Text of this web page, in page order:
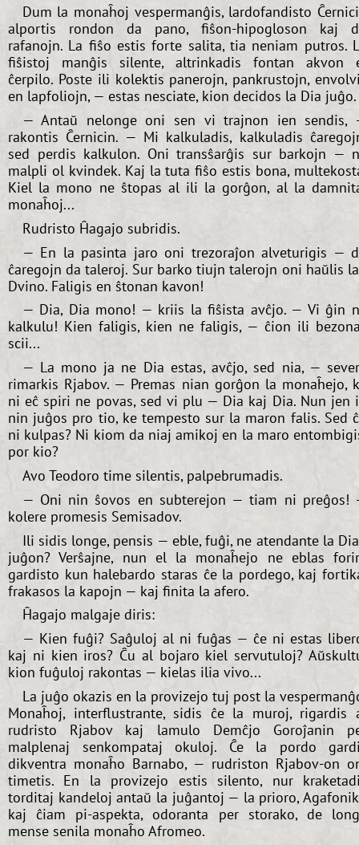
Dum la monaĥoj vespermanĝis, lardofandisto
alportis rondon da pano, fiŝon-hipogloson kaj
rafanojn. La fiŝo estis forte salita, tia neniam putros.
fiŝistoj manĝis silente, altrinkadis fontan akvon
ĉerpilo. Poste ili kolektis panerojn, pankrustojn,
en lapfoliojn, — estas nesciate, kion decidos la Dia juĝo.
— Antaŭ nelonge oni sen vi trajnon ien sendis,
rakontis Ĉernicin. — Mi kalkuladis, kalkuladis
sed perdis kalkulon. Oni transŝarĝis sur barkojn —
malpli ol kvindek. Kaj la tuta fiŝo estis bona,
Kiel la mono ne ŝtopas al ili la gorĝon, al la
monaĥoj...
Rudristo Ĥagajo subridis.
— En la pasinta jaro oni trezoraĵon alveturigis —
ĉaregojn da taleroj. Sur barko tiujn talerojn oni haŭlis
Dvino. Faligis en ŝtonan kavon!
— Dia, Dia mono! — kriis la fiŝista avĉjo. — Vi ĝin
kalkulu! Kien faligis, kien ne faligis, — ĉion ili
scii...
— La mono ja ne Dia estas, avĉjo, sed nia, —
rimarkis Rjabov. — Premas nian gorĝon la monaĥejo,
ni eĉ spiri ne povas, sed vi plu — Dia kaj Dia. Nun jen
nin juĝos pro tio, ke tempesto sur la maron falis. Sed
ni kulpas? Ni kiom da niaj amikoj en la maro
por kio?
Avo Teodoro time silentis, palpebrumadis.
— Oni nin ŝovos en subterejon — tiam ni preĝos!
kolere promesis Semisadov.
Ili sidis longe, pensis — eble, fuĝi, ne atendante la
juĝon? Verŝajne, nun el la monaĥejo ne eblas
gardisto kun halebardo staras ĉe la pordego, kaj
frakasos la kapojn — kaj finita la afero.
Ĥagajo malgaje diris:
— Kien fuĝi? Saĝuloj al ni fuĝas — ĉe ni estas
kaj ni kien iros? Ĉu al bojaro kiel servutuloj?
kion fuĝuloj rakontas — kielas ilia vivo...
La juĝo okazis en la provizejo tuj post la
Monaĥoj, interflustrante, sidis ĉe la muroj, rigardis
rudristo Rjabov kaj lamulo Demĉjo Goroĵanin
malplenaj senkompataj okuloj. Ĉe la pordo
dikventra monaĥo Barnabo, — rudriston Rjabov-on
timetis. En la provizejo estis silento, nur
torditaj kandeloj antaŭ la juĝantoj — la prioro,
kaj ĉiam pi-aspekta, odoranta per storako, de
mense senila monaĥo Afromeo.